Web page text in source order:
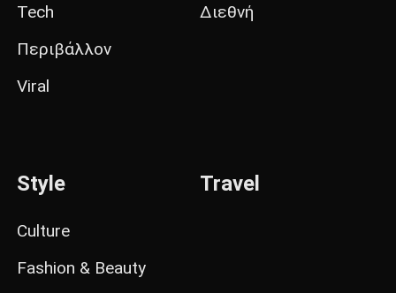
Tech
Περιβάλλον
Viral
Διεθνή
Style
Culture
Fashion & Beauty
Travel